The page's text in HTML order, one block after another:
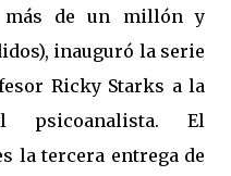
más de un millón y
inauguró la serie
Ricky Starks a la
psicoanalista. El
la tercera entrega de